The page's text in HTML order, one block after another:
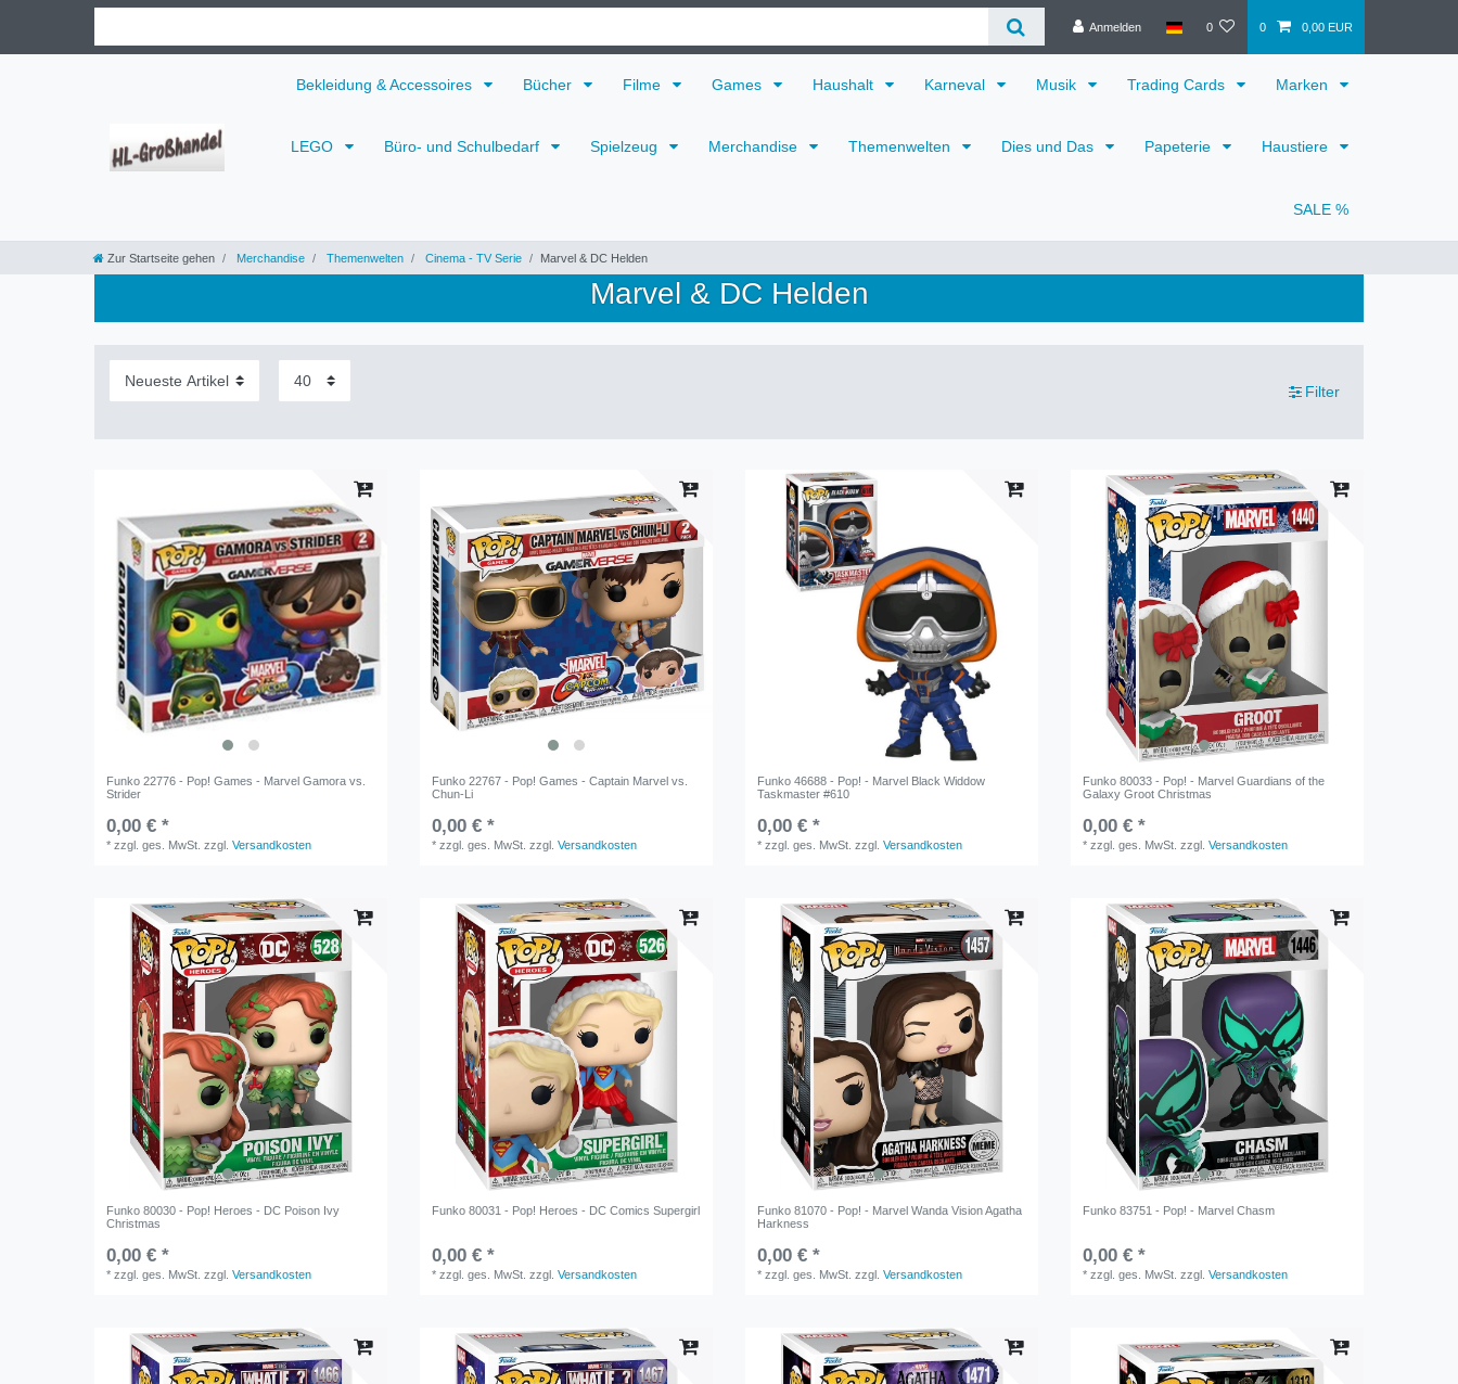
Anmelden 0 0 0,00 EUR
Bekleidung & Accessoires Bücher Filme Games Haushalt Karneval Musik Trading Cards Marken
LEGO Büro- und Schulbedarf Spielzeug Merchandise Themenwelten Dies und Das Papeterie Haustiere
SALE %
Zur Startseite gehen Merchandise Themenwelten Cinema - TV Serie Marvel & DC Helden
Marvel & DC Helden
Filter
Funko 22776 - Pop! Games - Marvel Gamora vs.
Strider
0,00 € *
*zzgl. ges. MwSt. zzgl.Versandkosten
Funko 22767 - Pop! Games - Captain Marvel vs.
Chun-Li
0,00 € *
*zzgl. ges. MwSt. zzgl.Versandkosten
Funko 46688 - Pop! - Marvel Black Widdow
Taskmaster #610
0,00 € *
*zzgl. ges. MwSt. zzgl.Versandkosten
Funko 80033 - Pop! - Marvel Guardians of the
Galaxy Groot Christmas
0,00 € *
*zzgl. ges. MwSt. zzgl.Versandkosten
Funko 80030 - Pop! Heroes - DC Poison Ivy
Christmas
0,00 € *
*zzgl. ges. MwSt. zzgl.Versandkosten
Funko 80031 - Pop! Heroes - DC Comics Supergirl
0,00 € *
*zzgl. ges. MwSt. zzgl.Versandkosten
Funko 81070 - Pop! - Marvel Wanda Vision Agatha
Harkness
0,00 € *
*zzgl. ges. MwSt. zzgl.Versandkosten
Funko 83751 - Pop! - Marvel Chasm
0,00 € *
*zzgl. ges. MwSt. zzgl.Versandkosten